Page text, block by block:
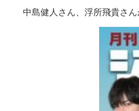
中島健人さん、浮所飛貴さ